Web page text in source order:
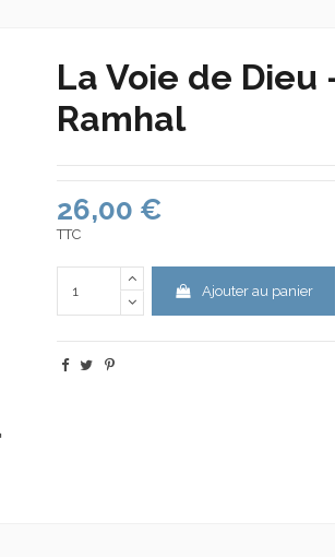
La Voie de Dieu
Ramhal
26,00 €
TTC
Ajouter au panier